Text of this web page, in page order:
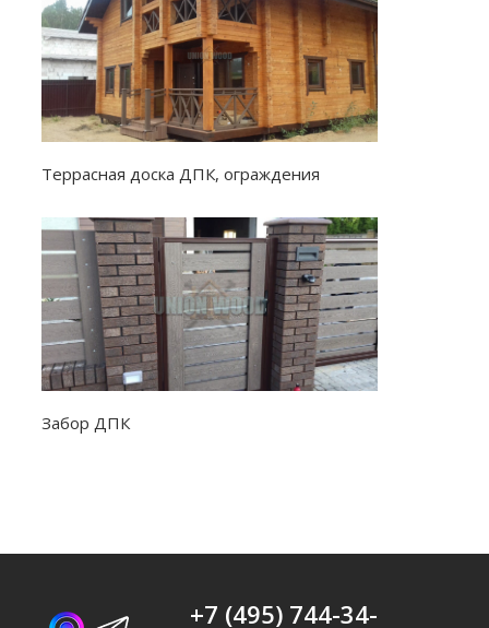
Террасная доска ДПК, ограждения
Забор ДПК
+7 (495) 744-34-